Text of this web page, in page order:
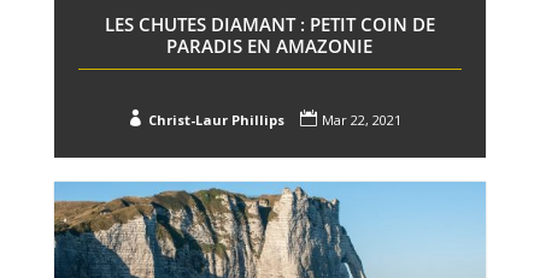
LES CHUTES DIAMANT : PETIT COIN DE
PARADIS EN AMAZONIE
 Christ-Laur Phillips  Mar 22, 2021